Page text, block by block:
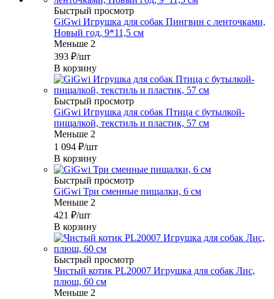
Быстрый просмотр
GiGwi Игрушка для собак Пингвин с ленточками,
Новый год, 9*11,5 см
Меньше 2
393 ₽/шт
В корзину
Быстрый просмотр
GiGwi Игрушка для собак Птица с бутылкой-
пищалкой, текстиль и пластик, 57 см
Меньше 2
1 094 ₽/шт
В корзину
Быстрый просмотр
GiGwi Три сменные пищалки, 6 см
Меньше 2
421 ₽/шт
В корзину
Быстрый просмотр
Чистый котик PL20007 Игрушка для собак Лис,
плюш, 60 см
Меньше 2